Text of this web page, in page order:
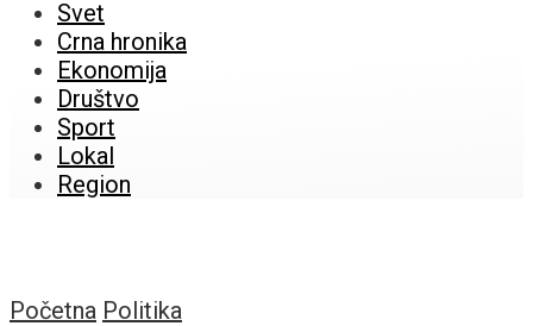
Svet
Crna hronika
Ekonomija
Društvo
Sport
Lokal
Region
Početna Politika